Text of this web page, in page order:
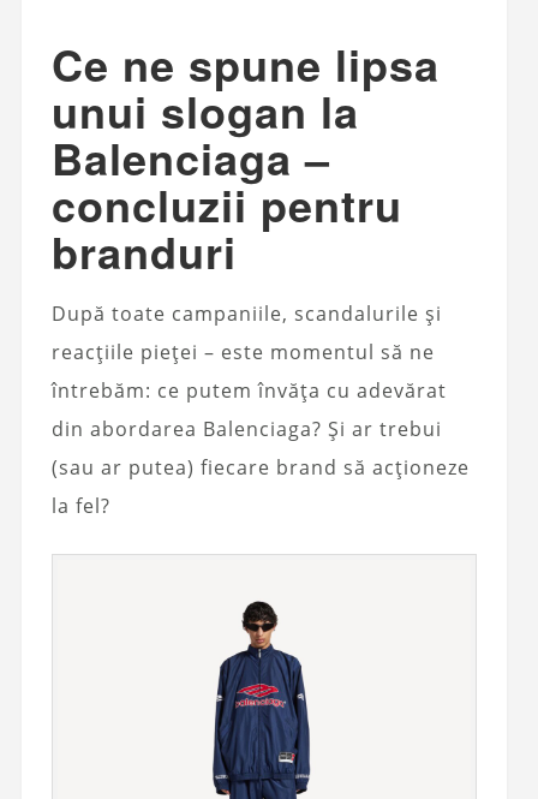
Ce ne spune lipsa
unui slogan la
Balenciaga –
concluzii pentru
branduri
După toate campaniile, scandalurile și
reacțiile pieței – este momentul să ne
întrebăm: ce putem învăța cu adevărat
din abordarea Balenciaga? Și ar trebui
(sau ar putea) fiecare brand să acționeze
la fel?